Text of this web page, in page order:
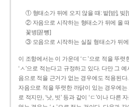
① 형태소가 뒤에 오지 않을 때: 밭[받], 빚[
② 자음으로 시작하는 형태소가 뒤에 올
꽃병[꼳뼝]
③ 모음으로 시작하는 실질 형태소가 뒤
이 조항에서는 이 가운데 ‘ㄷ’으로 적을 뚜
‘ㅅ’으로 적는다고 규정하고 있다. 다만 그
음으로 적을 근거가 없는 경우에도 적용된다.
자음으로 적을 뚜렷한 까닭이 있는 경우에는
로 적지만, ‘낫, 빗’ 등과 같이 ‘ㄷ’이나 다른